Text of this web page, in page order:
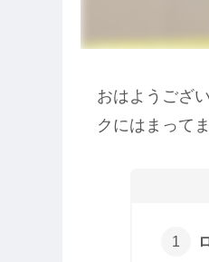
おはようござ
クにはまって